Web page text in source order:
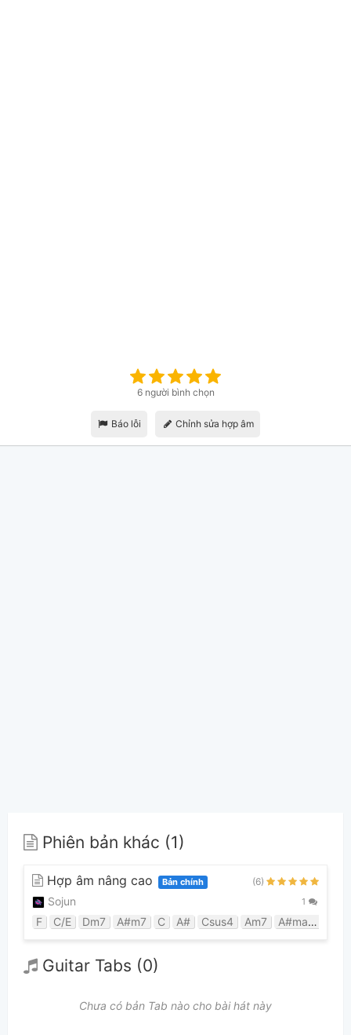
6 người bình chọn
Báo lỗi Chỉnh sửa hợp âm
Phiên bản khác (1)
Hợp âm nâng cao Bản chính (6)
Sojun 1
F C/E Dm7 A#m7 C A# Csus4 Am7 A#maj7
Guitar Tabs (0)
Chưa có bản Tab nào cho bài hát này